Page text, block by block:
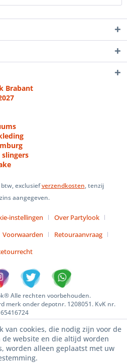
Brabant
exclusiefverzendkosten, tenzij
aangegeven.
instellingen
Over Partylook
Voorwaarden
Retouraanvraag
Alle rechten voorbehouden.
merk onder depotnr. 1208051. KvK nr.
65416724
van cookies, die nodig zijn voor de
website en die altijd worden
worden alleen geplaatst met uw